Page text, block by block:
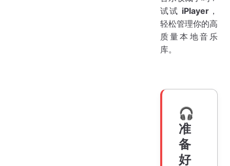
试试 iPlayer，
轻松管理你的高
质量本地音乐
库。
🎧
准
备
好